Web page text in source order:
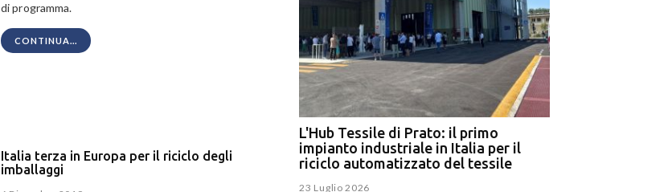
di programma.
CONTINUA...
Italia terza in Europa per il riciclo degli
imballaggi
L'Hub Tessile di Prato: il primo
impianto industriale in Italia per il
riciclo automatizzato del tessile
23 Luglio 2026